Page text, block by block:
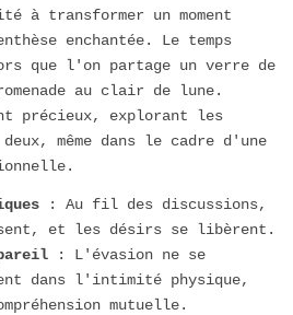
à transformer un moment
enchantée. Le temps
que l'on partage un verre de
au clair de lune.
précieux, explorant les
même dans le cadre d'une
: Au fil des discussions,
et les désirs se libèrent.
: L'évasion ne se
dans l'intimité physique,
mutuelle.